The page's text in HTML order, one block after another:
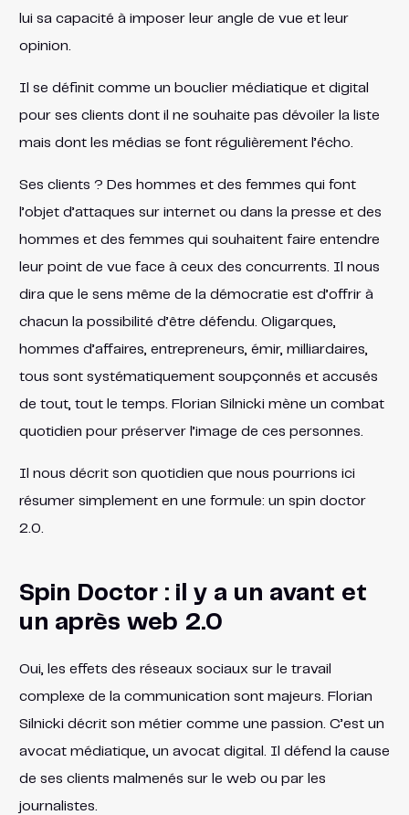
lui sa capacité à imposer leur angle de vue et leur
opinion.
Il se définit comme un bouclier médiatique et digital
pour ses clients dont il ne souhaite pas dévoiler la liste
mais dont les médias se font régulièrement l’écho.
Ses clients ? Des hommes et des femmes qui font
l’objet d’attaques sur internet ou dans la presse et des
hommes et des femmes qui souhaitent faire entendre
leur point de vue face à ceux des concurrents. Il nous
dira que le sens même de la démocratie est d’offrir à
chacun la possibilité d’être défendu. Oligarques,
hommes d’affaires, entrepreneurs, émir, milliardaires,
tous sont systématiquement soupçonnés et accusés
de tout, tout le temps. Florian Silnicki mène un combat
quotidien pour préserver l’image de ces personnes.
Il nous décrit son quotidien que nous pourrions ici
résumer simplement en une formule: un spin doctor
2.0.
Spin Doctor : il y a un avant et
un après web 2.0
Oui, les effets des réseaux sociaux sur le travail
complexe de la communication sont majeurs. Florian
Silnicki décrit son métier comme une passion. C’est un
avocat médiatique, un avocat digital. Il défend la cause
de ses clients malmenés sur le web ou par les
journalistes.